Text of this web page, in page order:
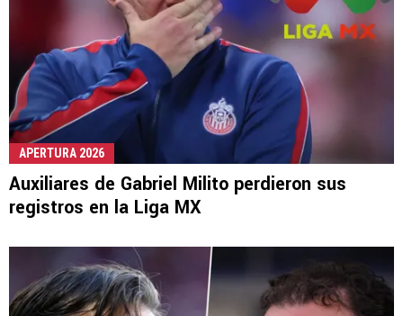
APERTURA 2026
Auxiliares de Gabriel Milito perdieron sus
registros en la Liga MX